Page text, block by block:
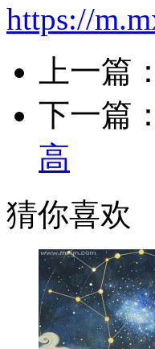
https://
上一篇：
下一篇：
高
猜你喜欢